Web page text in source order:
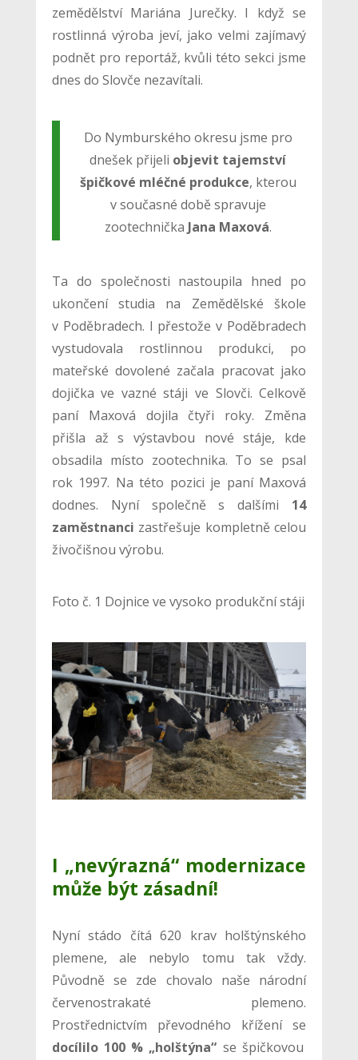
zemědělství Mariána Jurečky. I když se
rostlinná výroba jeví, jako velmi zajímavý
podnět pro reportáž, kvůli této sekci jsme
dnes do Slovče nezavítali.
Do Nymburského okresu jsme pro
dnešek přijeli objevit tajemství
špičkové mléčné produkce, kterou
v současné době spravuje
zootechnička Jana Maxová.
Ta do společnosti nastoupila hned po
ukončení studia na Zemědělské škole
v Poděbradech. I přestože v Poděbradech
vystudovala rostlinnou produkci, po
mateřské dovolené začala pracovat jako
dojička ve vazné stáji ve Slovči. Celkově
paní Maxová dojila čtyři roky. Změna
přišla až s výstavbou nové stáje, kde
obsadila místo zootechnika. To se psal
rok 1997. Na této pozici je paní Maxová
dodnes. Nyní společně s dalšími 14
zaměstnanci zastřešuje kompletně celou
živočišnou výrobu.
Foto č. 1 Dojnice ve vysoko produkční stáji
I „nevýrazná“ modernizace
může být zásadní!
Nyní stádo čítá 620 krav holštýnského
plemene, ale nebylo tomu tak vždy.
Původně se zde chovalo naše národní
červenostrakaté plemeno.
Prostřednictvím převodného křížení se
docílilo 100 % „holštýna“ se špičkovou